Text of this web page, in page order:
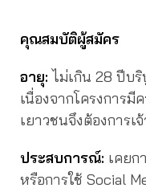
คุณสมบัติผู้สมัคร
อายุ: ไม่เกิน 28 ปีบ
เนื่องจากโครงการมี
เยาวชนจึงต้องการ
ประสบการณ์: เคยก
หรือการใช้ Social